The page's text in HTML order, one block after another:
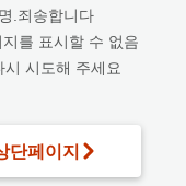
.죄송합니다
를 표시할 수 없음
시도해 주세요
단페이지